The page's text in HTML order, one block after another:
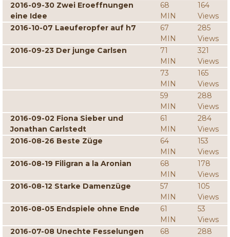
2016-09-30 Zwei Eroeffnungen
eine Idee
68
MIN
164
Views
2016-10-07 Laeuferopfer auf h7
67
MIN
285
Views
2016-09-23 Der junge Carlsen
71
MIN
321
Views
73
MIN
165
Views
59
MIN
288
Views
2016-09-02 Fiona Sieber und
Jonathan Carlstedt
61
MIN
284
Views
2016-08-26 Beste Züge
64
MIN
153
Views
2016-08-19 Filigran a la Aronian
68
MIN
178
Views
2016-08-12 Starke Damenzüge
57
MIN
105
Views
2016-08-05 Endspiele ohne Ende
61
MIN
53
Views
2016-07-08 Unechte Fesselungen
68
288